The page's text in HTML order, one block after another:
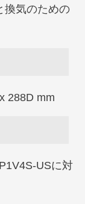
換気のための
288D mm
USに対